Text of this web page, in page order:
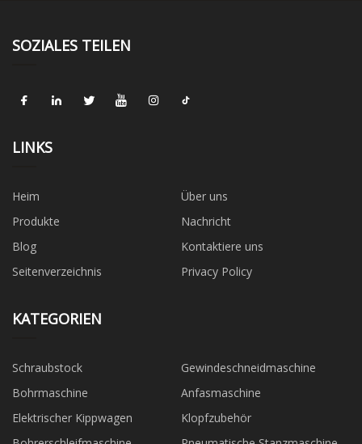
SOZIALES TEILEN
LINKS
Heim
Über uns
Produkte
Nachricht
Blog
Kontaktiere uns
Seitenverzeichnis
Privacy Policy
KATEGORIEN
Schraubstock
Gewindeschneidmaschine
Bohrmaschine
Anfasmaschine
Elektrischer Kippwagen
Klopfzubehör